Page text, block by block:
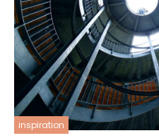
inspiration